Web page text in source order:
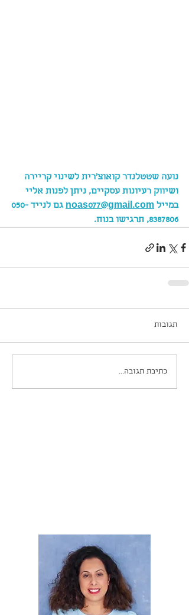
נועה שטטלנדר קואוצ'רית לשינוי קריירה
ושיווק רעיונות עסקיים, ניתן לפנות אליי
במייל noas077@gmail.com
גם לנייד 050-
8387806, תרגישו בנוח.
תגובות
כתיבת תגובה...